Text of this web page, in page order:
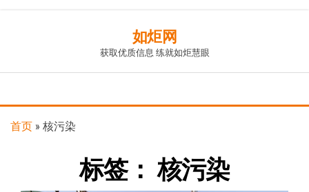
content
如炬网
获取优质信息 练就如炬慧眼
首页 » 核污染
标签：核污染